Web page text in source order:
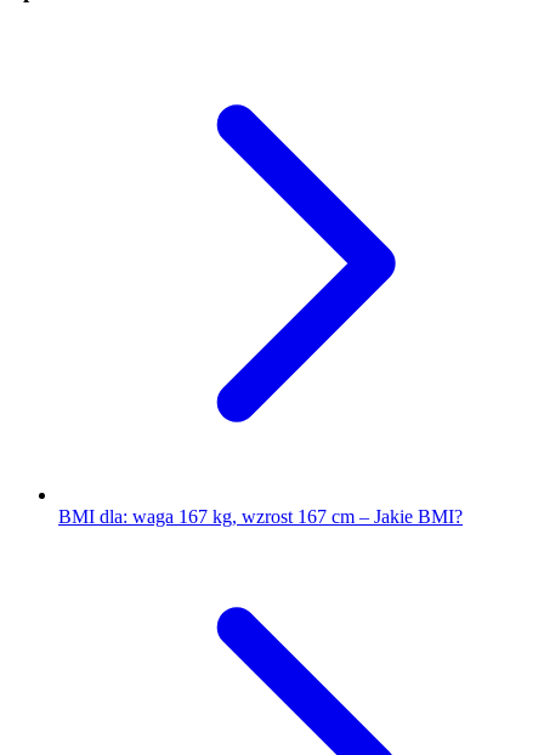
BMI dla: waga 167 kg, wzrost 167 cm – Jakie BMI?